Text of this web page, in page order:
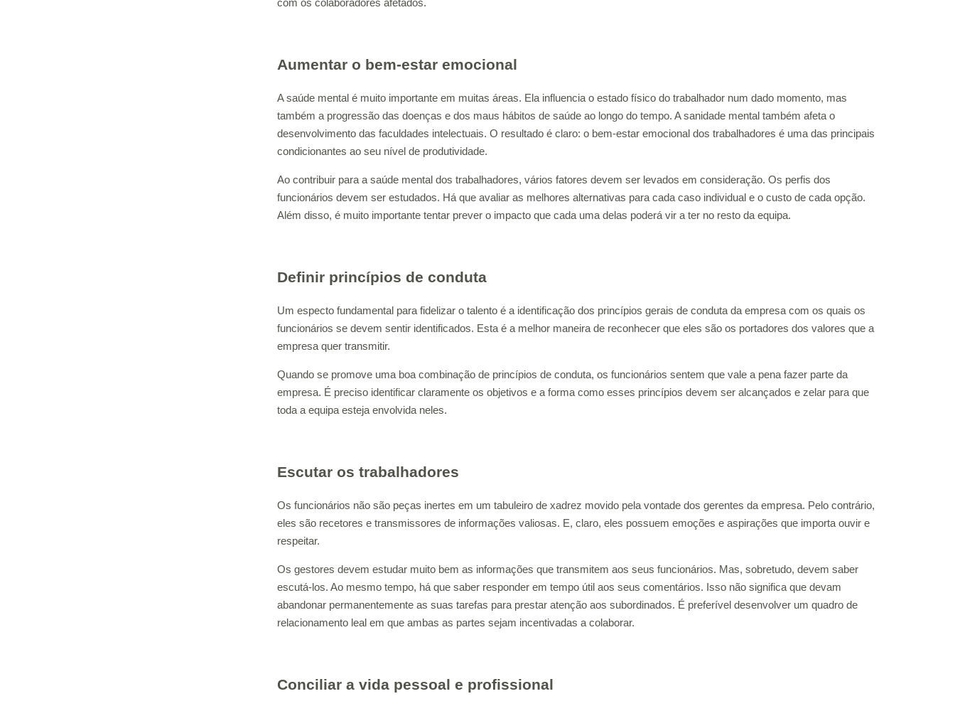
com os colaboradores afetados.
Aumentar o bem-estar emocional
A saúde mental é muito importante em muitas áreas. Ela influencia o estado físico do trabalhador num dado momento, mas
também a progressão das doenças e dos maus hábitos de saúde ao longo do tempo. A sanidade mental também afeta o
desenvolvimento das faculdades intelectuais. O resultado é claro: o bem-estar emocional dos trabalhadores é uma das principais
condicionantes ao seu nível de produtividade.
Ao contribuir para a saúde mental dos trabalhadores, vários fatores devem ser levados em consideração. Os perfis dos
funcionários devem ser estudados. Há que avaliar as melhores alternativas para cada caso individual e o custo de cada opção.
Além disso, é muito importante tentar prever o impacto que cada uma delas poderá vir a ter no resto da equipa.
Definir princípios de conduta
Um especto fundamental para fidelizar o talento é a identificação dos princípios gerais de conduta da empresa com os quais os
funcionários se devem sentir identificados. Esta é a melhor maneira de reconhecer que eles são os portadores dos valores que a
empresa quer transmitir.
Quando se promove uma boa combinação de princípios de conduta, os funcionários sentem que vale a pena fazer parte da
empresa. É preciso identificar claramente os objetivos e a forma como esses princípios devem ser alcançados e zelar para que
toda a equipa esteja envolvida neles.
Escutar os trabalhadores
Os funcionários não são peças inertes em um tabuleiro de xadrez movido pela vontade dos gerentes da empresa. Pelo contrário,
eles são recetores e transmissores de informações valiosas. E, claro, eles possuem emoções e aspirações que importa ouvir e
respeitar.
Os gestores devem estudar muito bem as informações que transmitem aos seus funcionários. Mas, sobretudo, devem saber
escutá-los. Ao mesmo tempo, há que saber responder em tempo útil aos seus comentários. Isso não significa que devam
abandonar permanentemente as suas tarefas para prestar atenção aos subordinados. É preferível desenvolver um quadro de
relacionamento leal em que ambas as partes sejam incentivadas a colaborar.
Conciliar a vida pessoal e profissional